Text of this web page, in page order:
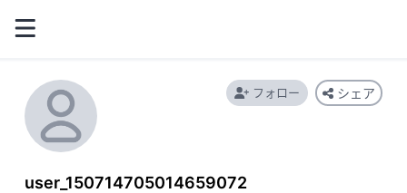
user_150714705014659072
フォロー シェア